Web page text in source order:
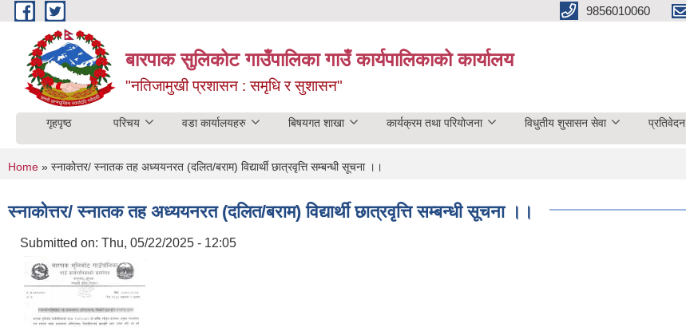
Skip to main content 9856010060
बारपाक सुलिकोट गाउँपालिका गाउँ कार्यपालिकाको कार्यालय
"नतिजामुखी प्रशासन : समृधि र सुशासन"
गृहपृष्ठ परिचय वडा कार्यालयहरु बिषयगत शाखा कार्यक्रम तथा परियोजना विधुतीय शुसासन सेवा प्रतिवेदन
You are here
Home » स्नाकोत्तर/ स्नातक तह अध्ययनरत (दलित/बराम) विद्यार्थी छात्रवृत्ति सम्बन्धी सूचना ।।
स्नाकोत्तर/ स्नातक तह अध्ययनरत (दलित/बराम) विद्यार्थी छात्रवृत्ति सम्बन्धी सूचना ।।
Submitted on: Thu, 05/22/2025 - 12:05